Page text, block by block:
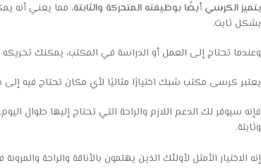
يتميز الكرسي أيضًا بوظيفته المتحركة والثابتة، مما يعني أنه
بشكل ثابت.
وعندما تحتاج إلى العمل أو الدراسة في المكتب، يمكنك
يعتبر كرسى مكتب شبك اختيارًا مثاليًا لأي مكان تحتاج فيه
فإنه سيوفر لك الدعم اللازم والراحة التي تحتاج إليها طوال
وثابتة.
إنه الاختيار الأمثل لأولئك الذين يهتمون بالأناقة والراحة